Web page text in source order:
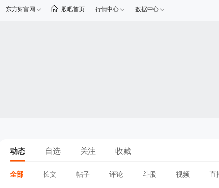
东方财富网 股吧首页 行情中心 数据中心
动态 自选 关注 收藏
全部 长文 帖子 评论 斗股 视频 直